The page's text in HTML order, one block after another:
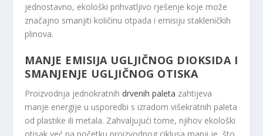
jednostavno, ekološki prihvatljivo rješenje koje može
značajno smanjiti količinu otpada i emisiju stakleničkih
plinova.
MANJE EMISIJA UGLJIČNOG DIOKSIDA I
SMANJENJE UGLJIČNOG OTISKA
Proizvodnja jednokratnih drvenih paleta zahtijeva
manje energije u usporedbi s izradom višekratnih paleta
od plastike ili metala. Zahvaljujući tome, njihov ekološki